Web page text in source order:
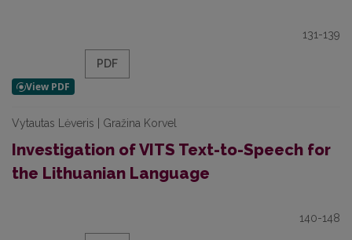
131-139
PDF
Vytautas Lėveris | Gražina Korvel
Investigation of VITS Text-to-Speech for
the Lithuanian Language
140-148